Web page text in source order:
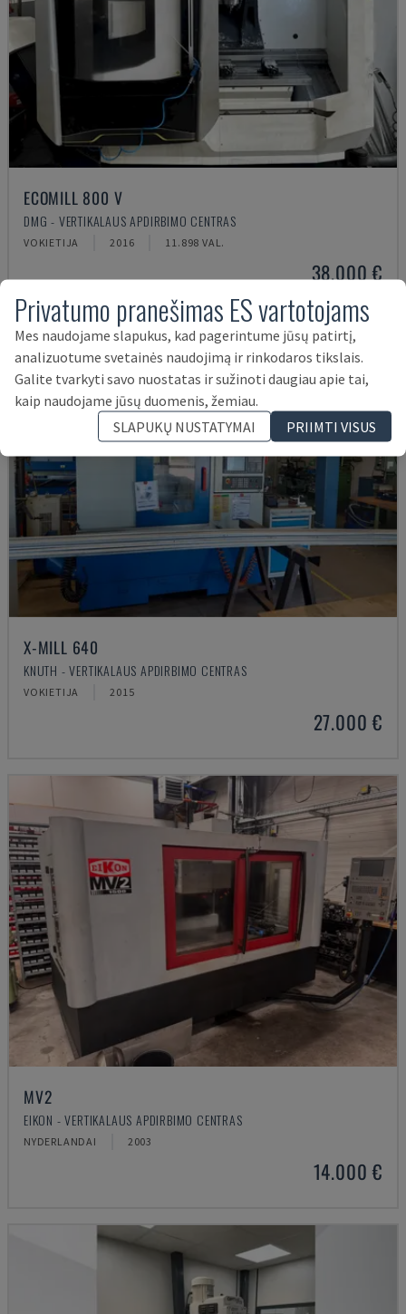
ECOMILL 800 V
DMG - VERTIKALAUS APDIRBIMO CENTRAS
VOKIETIJA 2016 11.898 VAL.
38.000 €
X-MILL 640
KNUTH - VERTIKALAUS APDIRBIMO CENTRAS
VOKIETIJA 2015
27.000 €
MV2
EIKON - VERTIKALAUS APDIRBIMO CENTRAS
NYDERLANDAI 2003
14.000 €
Privatumo pranešimas ES vartotojams
Mes naudojame slapukus, kad pagerintume jūsų patirtį,
analizuotume svetainės naudojimą ir rinkodaros tikslais.
Galite tvarkyti savo nuostatas ir sužinoti daugiau apie tai,
kaip naudojame jūsų duomenis, žemiau.
SLAPUKŲ NUSTATYMAI
PRIIMTI VISUS